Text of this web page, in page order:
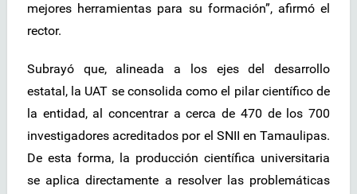
mejores herramientas para su formación”, afirmó el
rector.
Subrayó que, alineada a los ejes del desarrollo
estatal, la UAT se consolida como el pilar científico de
la entidad, al concentrar a cerca de 470 de los 700
investigadores acreditados por el SNII en Tamaulipas.
De esta forma, la producción científica universitaria
se aplica directamente a resolver las problemáticas